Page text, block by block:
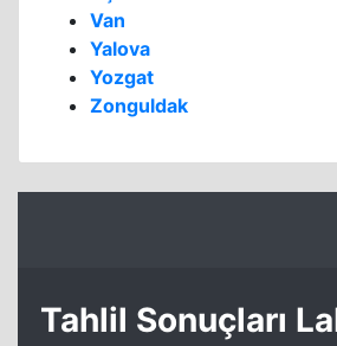
Van
Yalova
Yozgat
Zonguldak
Tahlil Sonuçları